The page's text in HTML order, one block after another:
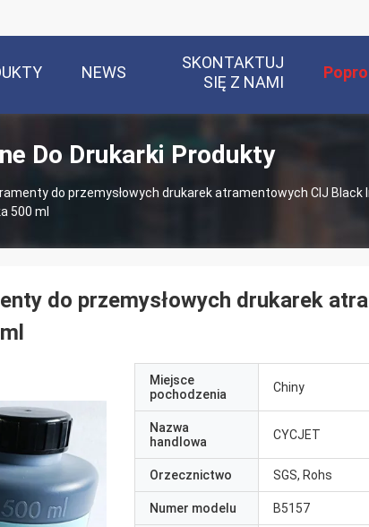
NEWS
SKONTAKTUJ
SIĘ Z NAMI
Do Drukarki Produkty
do przemysłowych drukarek atramentowych CIJ Black
500 ml
do przemysłowych drukarek
Miejsce
pochodzenia
Chiny
Nazwa
handlowa
CYCJET
Orzecznictwo SGS, Rohs
Numer modelu B5157